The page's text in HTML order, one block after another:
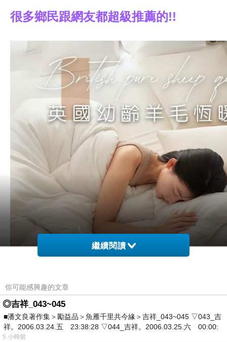
很多鄉民跟網友都超級推薦的!!
繼續閱讀
你可能感興趣的文章
◎吉祥_043~045
■潘文良著作集＞勵益品＞魚雁千里共今緣＞吉祥_043~045 ▽043_吉
祥。2006.03.24.五 23:38:28 ▽044_吉祥。2006.03.25.六 00:00:
5 小時前